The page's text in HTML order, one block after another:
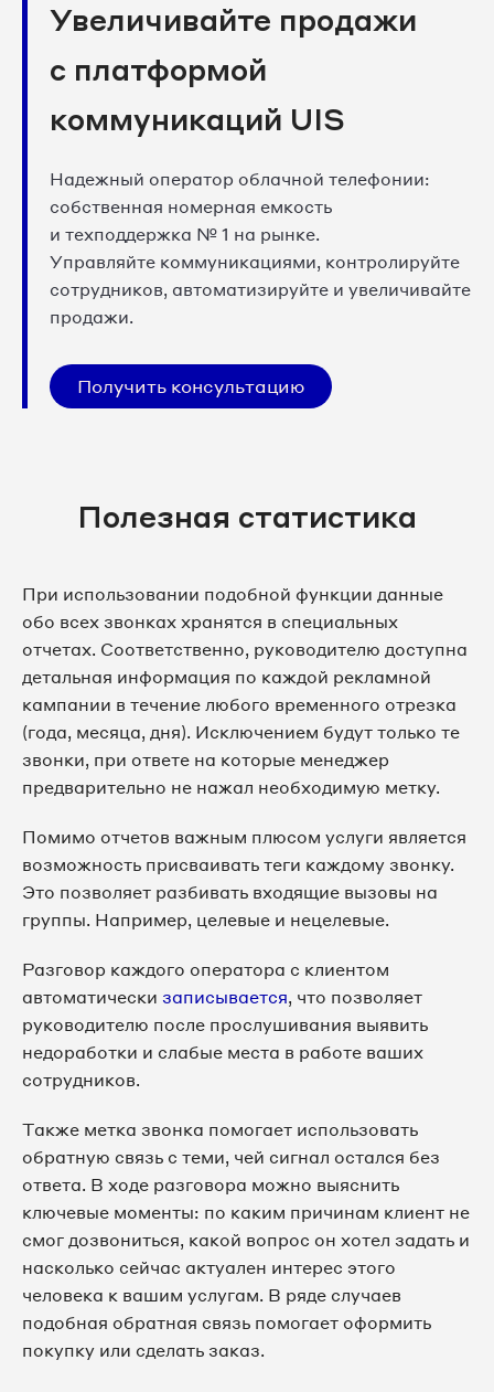
Увеличивайте продажи
с платформой
коммуникаций UIS
Надежный оператор облачной телефонии:
собственная номерная емкость
и техподдержка № 1 на рынке.
Управляйте коммуникациями, контролируйте
сотрудников, автоматизируйте и увеличивайте
продажи.
Получить консультацию
Полезная статистика
При использовании подобной функции данные
обо всех звонках хранятся в специальных
отчетах. Соответственно, руководителю доступна
детальная информация по каждой рекламной
кампании в течение любого временного отрезка
(года, месяца, дня). Исключением будут только те
звонки, при ответе на которые менеджер
предварительно не нажал необходимую метку.
Помимо отчетов важным плюсом услуги является
возможность присваивать теги каждому звонку.
Это позволяет разбивать входящие вызовы на
группы. Например, целевые и нецелевые.
Разговор каждого оператора с клиентом
автоматически записывается, что позволяет
руководителю после прослушивания выявить
недоработки и слабые места в работе ваших
сотрудников.
Также метка звонка помогает использовать
обратную связь с теми, чей сигнал остался без
ответа. В ходе разговора можно выяснить
ключевые моменты: по каким причинам клиент не
смог дозвониться, какой вопрос он хотел задать и
насколько сейчас актуален интерес этого
человека к вашим услугам. В ряде случаев
подобная обратная связь помогает оформить
покупку или сделать заказ.